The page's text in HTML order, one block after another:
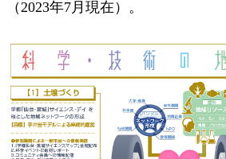
（2023年7月現在）。